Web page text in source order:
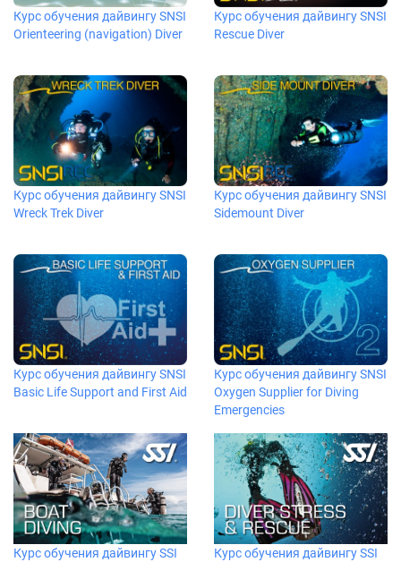
Курс обучения дайвингу SNSI
Orienteering (navigation) Diver
Курс обучения дайвингу SNSI
Rescue Diver
Курс обучения дайвингу SNSI
Wreck Trek Diver
Курс обучения дайвингу SNSI
Sidemount Diver
Курс обучения дайвингу SNSI
Basic Life Support and First Aid
Курс обучения дайвингу SNSI
Oxygen Supplier for Diving
Emergencies
Курс обучения дайвингу SSI
Курс обучения дайвингу SSI